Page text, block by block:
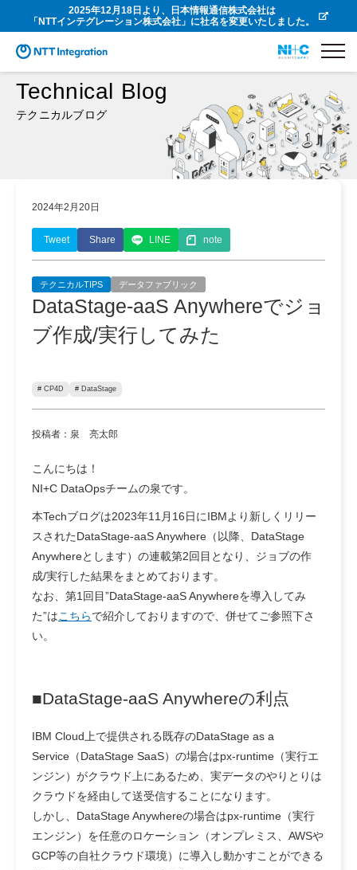
2025年12月18日より、日本情報通信株式会社は
「NTTインテグレーション株式会社」に社名を変更いたしました。
Technical Blog
テクニカルブログ
2024年2月20日
Tweet Share LINE note
テクニカルTIPS データファブリック
DataStage-aaS Anywhereでジョ
ブ作成/実行してみた
# CP4D # DataStage
投稿者：泉 亮太郎
こんにちは！
NI+C DataOpsチームの泉です。
本Techブログは2023年11月16日にIBMより新しくリリー
スされたDataStage-aaS Anywhere（以降、DataStage
Anywhereとします）の連載第2回目となり、ジョブの作
成/実行した結果をまとめております。
なお、第1回目”DataStage-aaS Anywhereを導入してみ
た”はこちらで紹介しておりますので、併せてご参照下さ
い。
■DataStage-aaS Anywhereの利点
IBM Cloud上で提供される既存のDataStage as a
Service（DataStage SaaS）の場合はpx-runtime（実行エ
ンジン）がクラウド上にあるため、実データのやりとりは
クラウドを経由して送受信することになります。
しかし、DataStage Anywhereの場合はpx-runtime（実行
エンジン）を任意のロケーション（オンプレミス、AWSや
GCP等の自社クラウド環境）に導入し動かすことができる